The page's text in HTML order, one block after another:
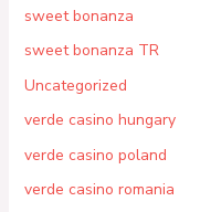
sweet bonanza
sweet bonanza TR
Uncategorized
verde casino hungary
verde casino poland
verde casino romania